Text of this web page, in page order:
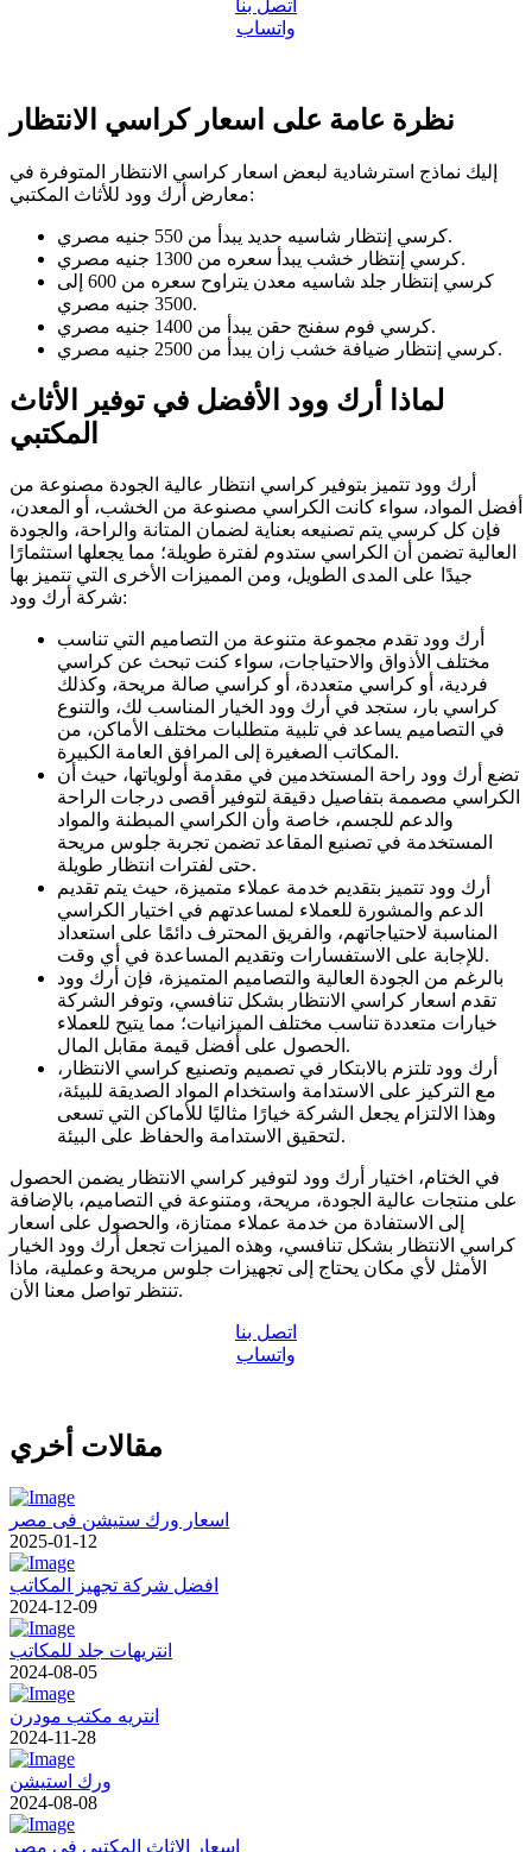
اتصل بنا
واتساب
نظرة عامة على اسعار كراسي الانتظار
إليك نماذج استرشادية لبعض اسعار كراسي الانتظار المتوفرة في
معارض أرك وود للأثاث المكتبي:
كرسي إنتظار شاسيه حديد يبدأ من 550 جنيه مصري.
كرسي إنتظار خشب يبدأ سعره من 1300 جنيه مصري.
كرسي إنتظار جلد شاسيه معدن يتراوح سعره من 600 إلى
3500 جنيه مصري.
كرسي فوم سفنج حقن يبدأ من 1400 جنيه مصري.
كرسي إنتظار ضيافة خشب زان يبدأ من 2500 جنيه مصري.
لماذا أرك وود الأفضل في توفير الأثاث
المكتبي
أرك وود تتميز بتوفير كراسي انتظار عالية الجودة مصنوعة من
أفضل المواد، سواء كانت الكراسي مصنوعة من الخشب، أو المعدن،
فإن كل كرسي يتم تصنيعه بعناية لضمان المتانة والراحة، والجودة
العالية تضمن أن الكراسي ستدوم لفترة طويلة؛ مما يجعلها استثمارًا
جيدًا على المدى الطويل، ومن المميزات الأخرى التي تتميز بها
شركة أرك وود:
أرك وود تقدم مجموعة متنوعة من التصاميم التي تناسب
مختلف الأذواق والاحتياجات، سواء كنت تبحث عن كراسي
فردية، أو كراسي متعددة، أو كراسي صالة مريحة، وكذلك
كراسي بار، ستجد في أرك وود الخيار المناسب لك، والتنوع
في التصاميم يساعد في تلبية متطلبات مختلف الأماكن، من
المكاتب الصغيرة إلى المرافق العامة الكبيرة.
تضع أرك وود راحة المستخدمين في مقدمة أولوياتها، حيث أن
الكراسي مصممة بتفاصيل دقيقة لتوفير أقصى درجات الراحة
والدعم للجسم، خاصة وأن الكراسي المبطنة والمواد
المستخدمة في تصنيع المقاعد تضمن تجربة جلوس مريحة
حتى لفترات انتظار طويلة.
أرك وود تتميز بتقديم خدمة عملاء متميزة، حيث يتم تقديم
الدعم والمشورة للعملاء لمساعدتهم في اختيار الكراسي
المناسبة لاحتياجاتهم، والفريق المحترف دائمًا على استعداد
للإجابة على الاستفسارات وتقديم المساعدة في أي وقت.
بالرغم من الجودة العالية والتصاميم المتميزة، فإن أرك وود
تقدم اسعار كراسي الانتظار بشكل تنافسي، وتوفر الشركة
خيارات متعددة تناسب مختلف الميزانيات؛ مما يتيح للعملاء
الحصول على أفضل قيمة مقابل المال.
أرك وود تلتزم بالابتكار في تصميم وتصنيع كراسي الانتظار،
مع التركيز على الاستدامة واستخدام المواد الصديقة للبيئة،
وهذا الالتزام يجعل الشركة خيارًا مثاليًا للأماكن التي تسعى
لتحقيق الاستدامة والحفاظ على البيئة.
في الختام، اختيار أرك وود لتوفير كراسي الانتظار يضمن الحصول
على منتجات عالية الجودة، مريحة، ومتنوعة في التصاميم، بالإضافة
إلى الاستفادة من خدمة عملاء ممتازة، والحصول على اسعار
كراسي الانتظار بشكل تنافسي، وهذه الميزات تجعل أرك وود الخيار
الأمثل لأي مكان يحتاج إلى تجهيزات جلوس مريحة وعملية، ماذا
تنتظر تواصل معنا الأن.
اتصل بنا
واتساب
مقالات أخري
اسعار ورك ستيشن فى مصر
2025-01-12
افضل شركة تجهيز المكاتب
2024-12-09
انتريهات جلد للمكاتب
2024-08-05
انتريه مكتب مودرن
2024-11-28
ورك استيشن
2024-08-08
اسعار الاثاث المكتبي في مصر